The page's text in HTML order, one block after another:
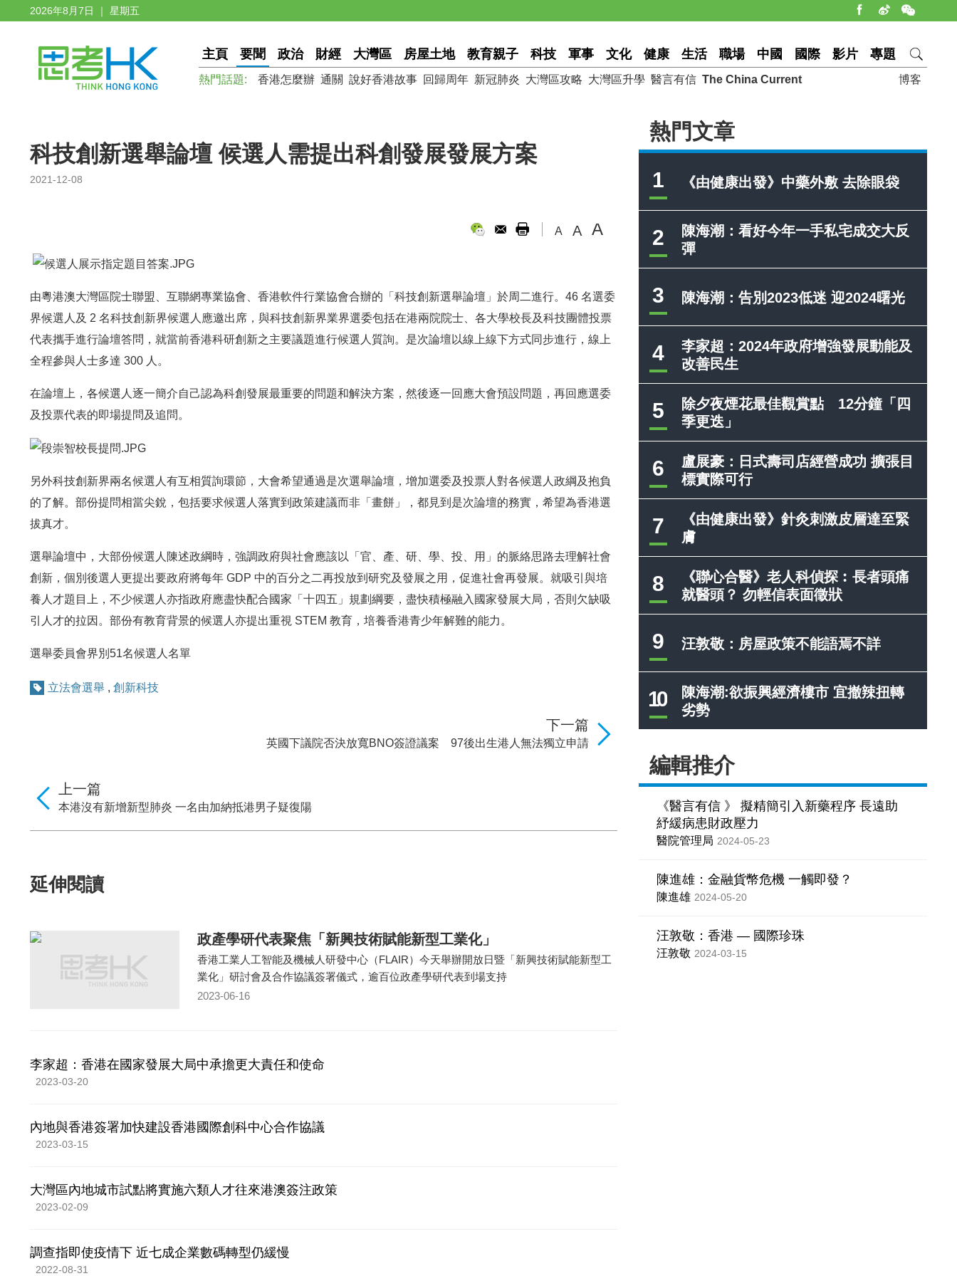
2026年8月7日 ｜ 星期五
主頁 要聞 政治 財經 大灣區 房屋土地 教育親子 科技 軍事 文化 健康 生活 職場 中國 國際 影片 專題
博客
熱門話題: 香港怎麼辦 通關 說好香港故事 回歸周年 新冠肺炎 大灣區攻略 大灣區升學 醫言有信 The China Current
熱門文章
1 《由健康出發》中藥外敷 去除眼袋
2
陳海潮：看好今年一手私宅成交大反
彈
3 陳海潮：告別2023低迷 迎2024曙光
4
李家超：2024年政府增強發展動能及
改善民生
5
除夕夜煙花最佳觀賞點 12分鐘「四
季更迭」
6
盧展豪：日式壽司店經營成功 擴張目
標實際可行
7
《由健康出發》針灸刺激皮層達至緊
膚
8
《聯心合醫》老人科偵探︰長者頭痛
就醫頭？ 勿輕信表面徵狀
9 汪敦敬：房屋政策不能語焉不詳
10
陳海潮:欲振興經濟樓市 宜撤辣扭轉
劣勢
編輯推介
《醫言有信 》 擬精簡引入新藥程序 長遠助
紓緩病患財政壓力
醫院管理局 2024-05-23
陳進雄：金融貨幣危機 一觸即發？
陳進雄 2024-05-20
汪敦敬：香港 — 國際珍珠
汪敦敬 2024-03-15
科技創新選舉論壇 候選人需提出科創發展發展方案
2021-12-08
A A A
由粵港澳大灣區院士聯盟、互聯網專業協會、香港軟件行業協會合辦的「科技創新選舉論壇」於周二進行。46 名選委
界候選人及 2 名科技創新界候選人應邀出席，與科技創新界業界選委包括在港兩院院士、各大學校長及科技團體投票
代表攜手進行論壇答問，就當前香港科研創新之主要議題進行候選人質詢。是次論壇以線上線下方式同步進行，線上
全程參與人士多達 300 人。
在論壇上，各候選人逐一簡介自己認為科創發展最重要的問題和解決方案，然後逐一回應大會預設問題，再回應選委
及投票代表的即場提問及追問。
另外科技創新界兩名候選人有互相質詢環節，大會希望通過是次選舉論壇，增加選委及投票人對各候選人政綱及抱負
的了解。部份提問相當尖銳，包括要求候選人落實到政策建議而非「畫餅」，都見到是次論壇的務實，希望為香港選
拔真才。
選舉論壇中，大部份候選人陳述政綱時，強調政府與社會應該以「官、產、研、學、投、用」的脈絡思路去理解社會
創新，個別後選人更提出要政府將每年 GDP 中的百分之二再投放到研究及發展之用，促進社會再發展。就吸引與培
養人才題目上，不少候選人亦指政府應盡快配合國家「十四五」規劃綱要，盡快積極融入國家發展大局，否則欠缺吸
引人才的拉因。部份有教育背景的候選人亦提出重視 STEM 教育，培養香港青少年解難的能力。
選舉委員會界別51名候選人名單
立法會選舉 , 創新科技
下一篇
英國下議院否決放寬BNO簽證議案 97後出生港人無法獨立申請
上一篇
本港沒有新增新型肺炎 一名由加納抵港男子疑復陽
延伸閱讀
政產學研代表聚焦「新興技術賦能新型工業化」
香港工業人工智能及機械人研發中心（FLAIR）今天舉辦開放日暨「新興技術賦能新型工
業化」研討會及合作協議簽署儀式，逾百位政產學研代表到場支持
2023-06-16
李家超：香港在國家發展大局中承擔更大責任和使命
2023-03-20
內地與香港簽署加快建設香港國際創科中心合作協議
2023-03-15
大灣區內地城市試點將實施六類人才往來港澳簽注政策
2023-02-09
調查指即使疫情下 近七成企業數碼轉型仍緩慢
2022-08-31